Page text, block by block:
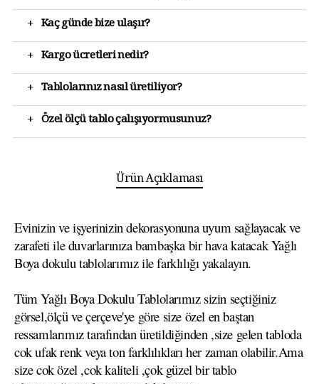
+ Kaç günde bize ulaşır?
+ Kargo ücretleri nedir?
+ Tablolarınız nasıl üretiliyor?
+ Özel ölçü tablo çalışıyormusunuz?
Ürün Açıklaması
Evinizin ve işyerinizin dekorasyonuna uyum sağlayacak ve
zarafeti ile duvarlarınıza bambaşka bir hava katacak Yağlı
Boya dokulu tablolarımız ile farklılığı yakalayın.
Tüm Yağlı Boya Dokulu Tablolarımız sizin seçtiğiniz
görsel,ölçü ve çerçeve'ye göre size özel en baştan
ressamlarımız tarafından üretildiğinden ,size gelen tabloda
cok ufak renk veya ton farklılıkları her zaman olabilir.Ama
size cok özel ,cok kaliteli ,çok güzel bir tablo